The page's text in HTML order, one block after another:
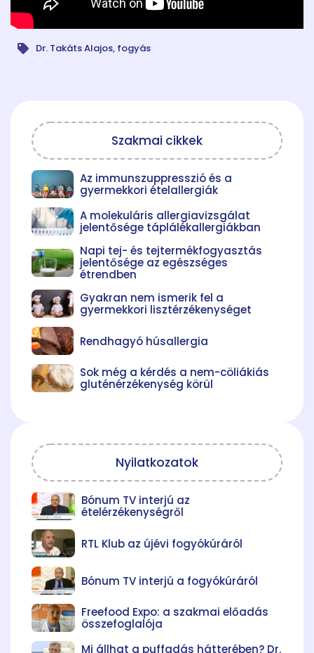
Dr. Takáts Alajos, fogyás
Szakmai cikkek
Az immunszuppresszió és a
gyermekkori ételallergiák
A molekuláris allergiavizsgálat
jelentősége táplálékallergiákban
Napi tej- és tejtermékfogyasztás
jelentősége az egészséges
étrendben
Gyakran nem ismerik fel a
gyermekkori lisztérzékenységet
Rendhagyó húsallergia
Sok még a kérdés a nem-cöliákiás
gluténérzékenység körül
Nyilatkozatok
Bónum TV interjú az
ételérzékenységről
RTL Klub az újévi fogyókúráról
Bónum TV interjú a fogyókúráról
Freefood Expo: a szakmai előadás
összefoglalója
Mi állhat a puffadás hátterében? Dr.